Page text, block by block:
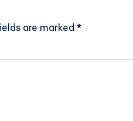
are marked *